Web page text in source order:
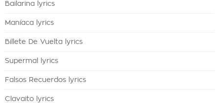
Bailarina lyrics
Maníaca lyrics
Billete De Vuelta lyrics
Supermal lyrics
Falsos Recuerdos lyrics
Clavaito lyrics